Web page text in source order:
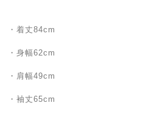
・着丈84cm
・身幅62cm
・肩幅49cm
・袖丈65cm